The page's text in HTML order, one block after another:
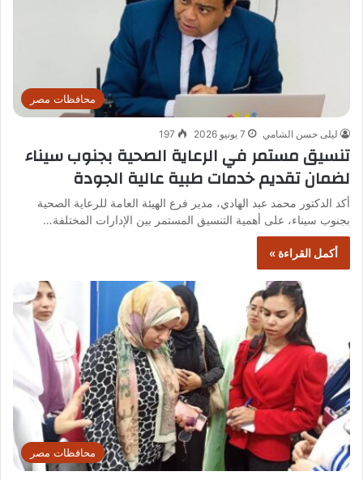
محافظات مصر
ليلى حسن الشامي 7 يونيو 2026 197
تنسيق مستمر في الرعاية الصحية بجنوب سيناء
لضمان تقديم خدمات طبية عالية الجودة
أكد الدكتور محمد عبد الهادي، مدير فرع الهيئة العامة للرعاية الصحية
بجنوب سيناء، على أهمية التنسيق المستمر بين الإدارات المختلفة…
أكمل القراءة »
محافظات مصر